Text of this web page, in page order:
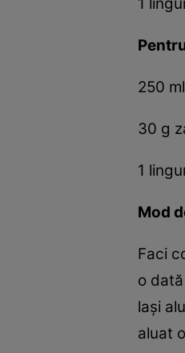
1
250
30 g
1
Mod
Faci
o
lași
aluat